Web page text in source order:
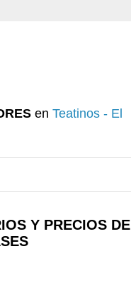
en Teatinos - El
Y PRECIOS DE